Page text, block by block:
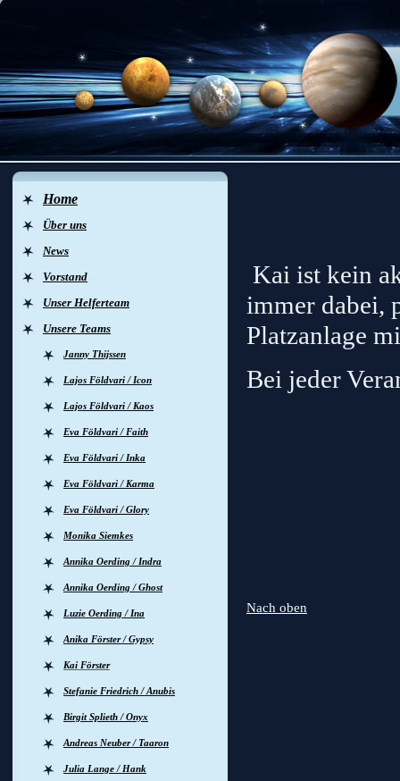
Home
Über uns
News
Vorstand
Unser Helferteam
Unsere Teams
Janny Thijssen
Lajos Földvari / Icon
Lajos Földvari / Kaos
Eva Földvari / Faith
Eva Földvari / Inka
Eva Földvari / Karma
Eva Földvari / Glory
Monika Siemkes
Annika Oerding / Indra
Annika Oerding / Ghost
Luzie Oerding / Ina
Anika Förster / Gypsy
Kai Förster
Stefanie Friedrich / Anubis
Birgit Splieth / Onyx
Andreas Neuber / Taaron
Julia Lange / Hank
Kai ist kein
immer
Platzanlage
Bei jeder
Nach oben